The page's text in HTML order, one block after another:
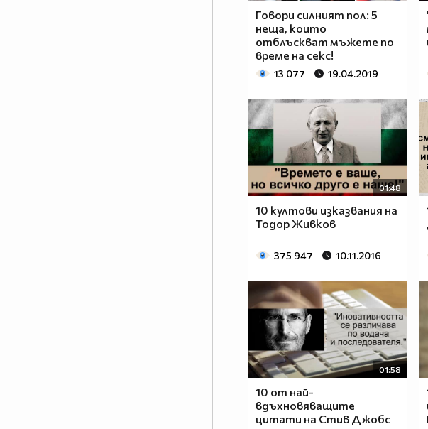
Говори силният пол: 5
неща, които
отблъскват мъжете по
време на секс!
13 077 19.04.2019
01:48
10 култови изказвания на
Тодор Живков
375 947 10.11.2016
01:58
10 от най-
вдъхновяващите
цитати на Стив Джобс